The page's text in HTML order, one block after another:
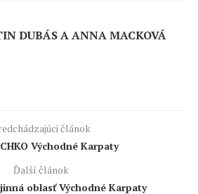
DUBÁS A ANNA MACKOVÁ
článok
Východné Karpaty
Ďalší článok
oblasť Východné Karpaty